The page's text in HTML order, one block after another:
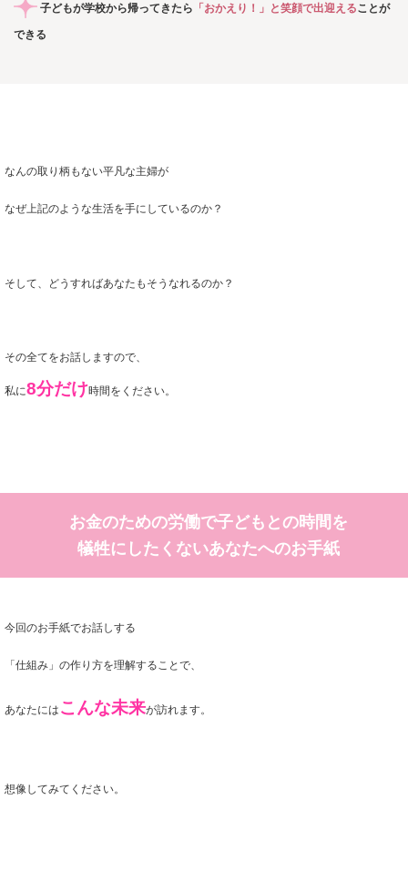
子どもが学校から帰ってきたら 「おかえり！」と笑顔で出迎えることが
できる
なんの取り柄もない平凡な主婦が
なぜ上記のような生活を手にしているのか？
そして、どうすればあなたもそうなれるのか？
その全てをお話しますので、
私に8分だけ時間をください。
お金のための労働で子どもとの時間を
犠牲にしたくないあなたへのお手紙
今回のお手紙でお話しする
「仕組み」の作り方を理解することで、
あなたには こんな未来が訪れます。
想像してみてください。